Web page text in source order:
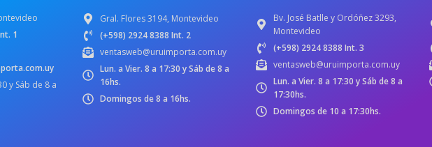
1
y Sáb de 8 a
Gral. Flores 3194, Montevideo
(+598) 2924 8388 Int. 2
ventasweb@uruimporta.com.uy
Lun. a Vier. 8 a 17:30 y Sáb de 8 a
16hs.
Domingos de 8 a 16hs.
Bv. José Batlle y Ordóñez 3293,
Montevideo
(+598) 2924 8388 Int. 3
ventasweb@uruimporta.com.uy
Lun. a Vier. 8 a 17:30 y Sáb de 8 a
17:30hs.
Domingos de 10 a 17:30hs.